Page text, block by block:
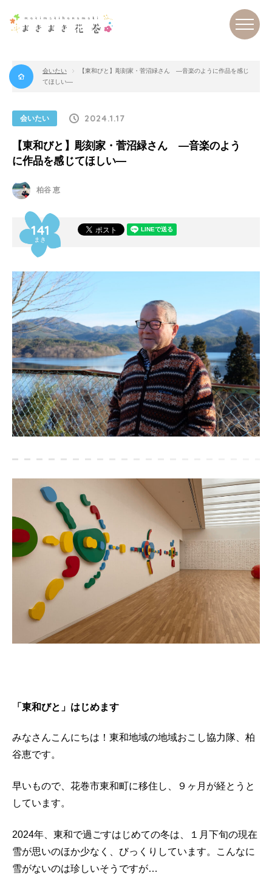
会いたい
【東和びと】彫刻家・菅沼緑さん ―音楽のように作品を感じ
てほしい―
会いたい 2024.1.17
【東和びと】彫刻家・菅沼緑さん ―音楽のよう
に作品を感じてほしい―
柏谷 恵
141
まき
「東和びと」はじめます
みなさんこんにちは！東和地域の地域おこし協力隊、柏
谷恵です。
早いもので、花巻市東和町に移住し、９ヶ月が経とうと
しています。
2024年、東和で過ごすはじめての冬は、１月下旬の現在
雪が思いのほか少なく、びっくりしています。こんなに
雪がないのは珍しいそうですが…